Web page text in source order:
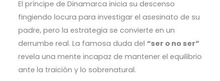
El príncipe de Dinamarca inicia su descenso
fingiendo locura para investigar el asesinato de su
padre, pero la estrategia se convierte en un
derrumbe real. La famosa duda del “ser o no ser”
revela una mente incapaz de mantener el equilibrio
ante la traición y lo sobrenatural.